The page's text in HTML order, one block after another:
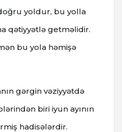
yoldur, bu yolla
qətiyyətlə getməlidir.
bu yola həmişə
gərgin vəziyyətdə
biri iyun ayının
hadisələrdir.